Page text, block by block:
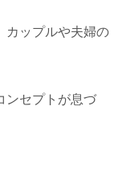
カップルや夫婦の
ンセプトが息づ